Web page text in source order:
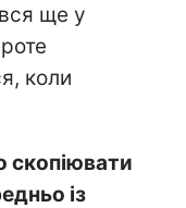
ще у
коли
скопіювати
із